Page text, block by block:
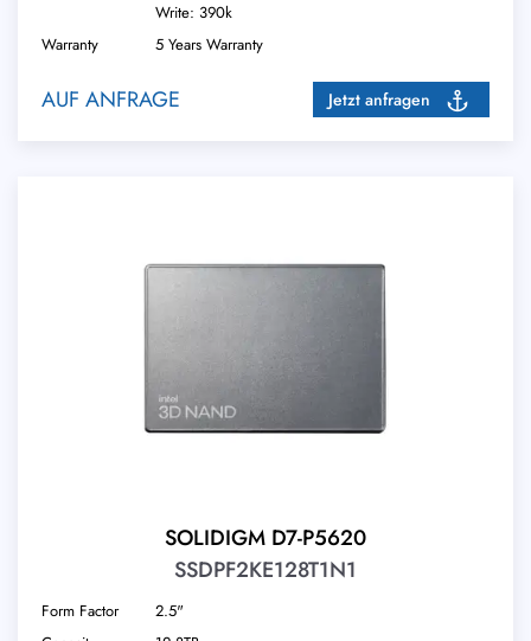
Write: 390k
Warranty
5 Years Warranty
AUF ANFRAGE Jetzt anfragen
SOLIDIGM D7-P5620
SSDPF2KE128T1N1
Form Factor
2.5"